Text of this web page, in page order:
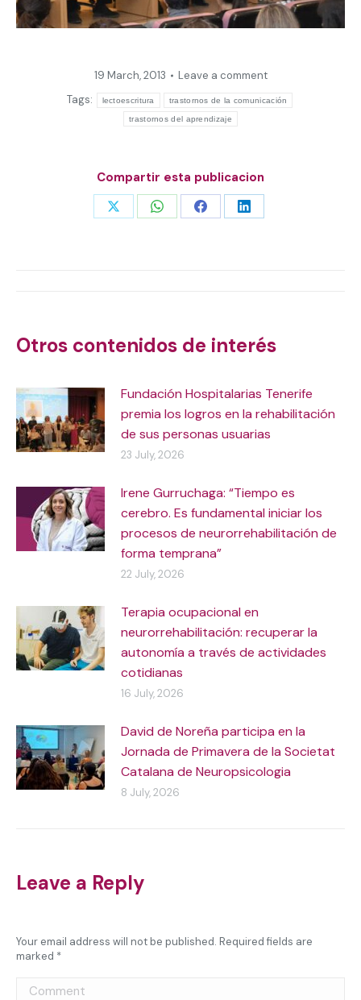
19 March, 2013
Leave a comment
Tags:
lectoescritura trastornos de la comunicación
trastornos del aprendizaje
Compartir esta publicacion
Share Share Share Share
Otros contenidos de interés
Fundación Hospitalarias Tenerife
premia los logros en la rehabilitación
de sus personas usuarias
23 July, 2026
Irene Gurruchaga: “Tiempo es
cerebro. Es fundamental iniciar los
procesos de neurorrehabilitación de
forma temprana”
22 July, 2026
Terapia ocupacional en
neurorrehabilitación: recuperar la
autonomía a través de actividades
cotidianas
16 July, 2026
David de Noreña participa en la
Jornada de Primavera de la Societat
Catalana de Neuropsicologia
8 July, 2026
Leave a Reply
Your email address will not be published. Required fields are
marked *
Comment